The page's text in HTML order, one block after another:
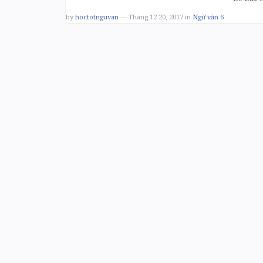
by hoctotnguvan — Tháng 12 20, 2017 in Ngữ văn 6